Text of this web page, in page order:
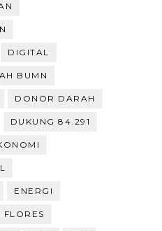
DIGITAL
BUMN
DONOR DARAH
DUKUNG 84.291
ENERGI
FLORES